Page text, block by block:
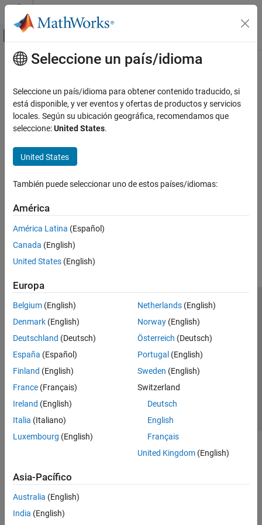
Saltar al contenido
Mostrar/ocultar menú de navegación
Inicio de Documentación
Contenido principal
¿Qué tan útil fue esta traducción?
Seleccione un país/idioma
Seleccione un país/idioma para obtener contenido traducido, si
está disponible, y ver eventos y ofertas de productos y servicios
locales. Según su ubicación geográfica, recomendamos que
seleccione:United States.
United States
También puede seleccionar uno de estos países/idiomas:
América
América Latina (Español)
Canada (English)
United States (English)
Europa
Belgium (English)
Denmark (English)
Deutschland (Deutsch)
España (Español)
Finland (English)
France (Français)
Ireland (English)
Italia (Italiano)
Luxembourg (English)
Netherlands(English)
Norway(English)
Österreich (Deutsch)
Portugal (English)
Sweden (English)
Switzerland
Deutsch
English
Français
United Kingdom(English)
Asia-Pacífico
Australia (English)
India (English)
Centro de confianza
Marcas comerciales
Política de privacidad
Antipiratería
Estado de las aplicaciones
Información de contacto
© 1994-2026 The MathWorks, Inc.
Seleccione un país/